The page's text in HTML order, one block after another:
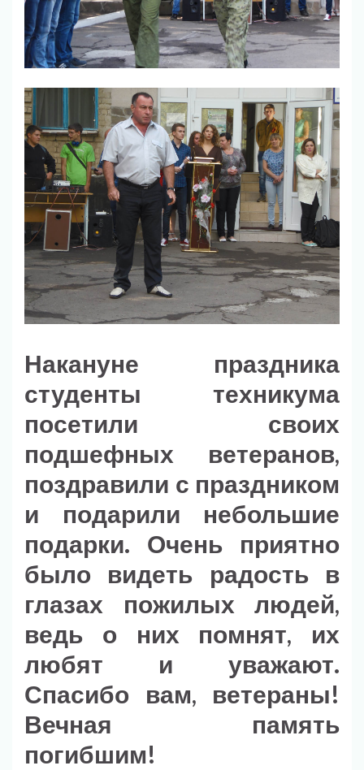
Накануне праздника
студенты техникума
посетили своих
подшефных ветеранов,
поздравили с праздником
и подарили небольшие
подарки. Очень приятно
было видеть радость в
глазах пожилых людей,
ведь о них помнят, их
любят и уважают.
Спасибо вам, ветераны!
Вечная память
погибшим!